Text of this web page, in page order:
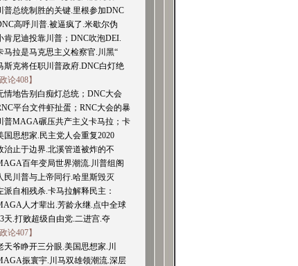
普总统制胜的关键.里根参加DNC
高呼川普.被逼疯了.米歇尔伪
肯尼迪投靠川普；DNC吹泡DEI.
马拉是马克思主义检察官.川黑“
斯克将任职川普政府.DNC白灯绝
政论408】
情地告别白痴灯总统；DNC大会
平台文件虾扯蛋；RNC大会的暴
普MAGA碾压共产主义卡马拉；卡
国思想家.民主党人会重复2020
治止于边界.北溪管道被炸的不
百年变局世界潮流.川普组阁
民川普与上帝同行.哈里斯毁灭
派自相残杀.卡马拉解释民主：
人才辈出.芳龄永继.点中全球
天.打败超级自由党.二进宫.夺
政论407】
天爷睁开三分眼.美国思想家.川
振寰宇.川马双雄领潮流.深层